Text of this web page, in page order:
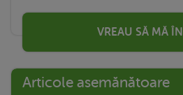
VREAU SĂ MĂ
Articole asemănătoare